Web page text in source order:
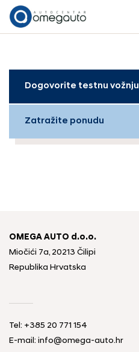
Dogovorite testnu vožnju
Zatražite ponudu
OMEGA AUTO d.o.o.
Miočići 7a, 20213 Čilipi
Republika Hrvatska
Tel: +385 20 771 154
E-mail: info@omega-auto.hr